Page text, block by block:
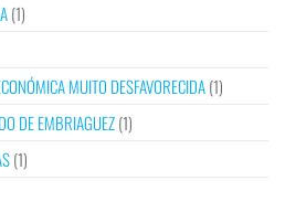
(1)
MUITO DESFAVORECIDA(1)
DE EMBRIAGUEZ(1)
(1)